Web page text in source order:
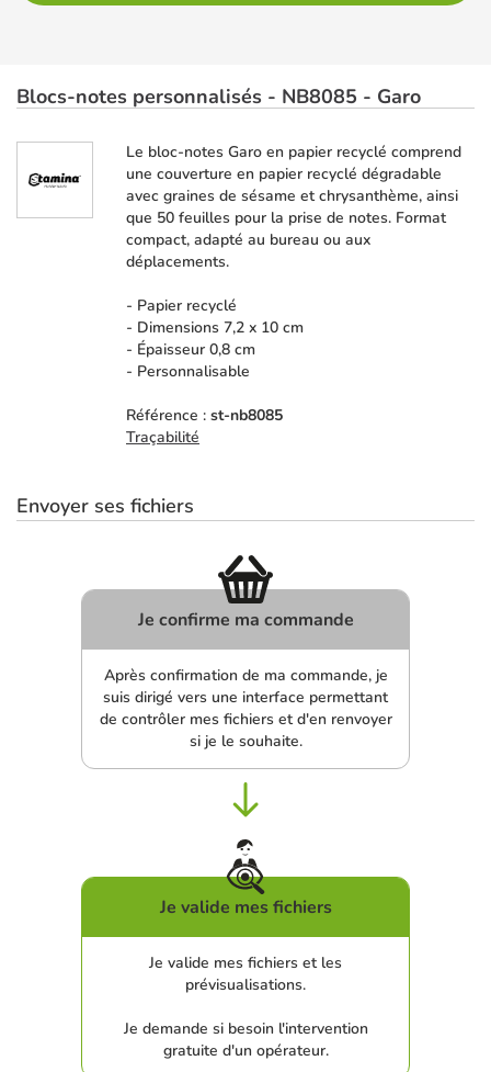
Blocs-notes personnalisés - NB8085 - Garo
Le bloc-notes Garo en papier recyclé comprend
une couverture en papier recyclé dégradable
avec graines de sésame et chrysanthème, ainsi
que 50 feuilles pour la prise de notes. Format
compact, adapté au bureau ou aux
déplacements.
- Papier recyclé
- Dimensions 7,2 x 10 cm
- Épaisseur 0,8 cm
- Personnalisable
Référence : st-nb8085
Traçabilité
Envoyer ses fichiers
Je confirme ma commande
Après confirmation de ma commande, je
suis dirigé vers une interface permettant
de contrôler mes fichiers et d'en renvoyer
si je le souhaite.
Je valide mes fichiers
Je valide mes fichiers et les
prévisualisations.
Je demande si besoin l'intervention
gratuite d'un opérateur.